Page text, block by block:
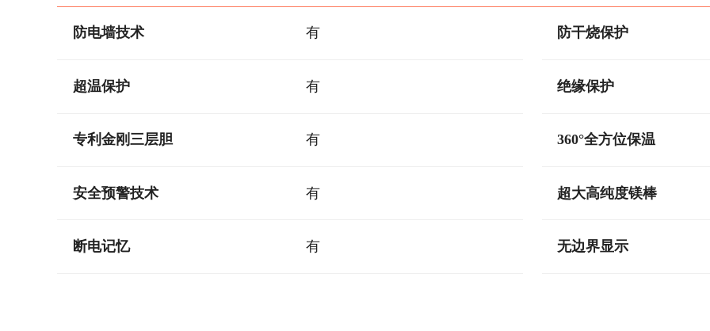
防电墙技术 有 防干烧保护
超温保护 有 绝缘保护
专利金刚三层胆 有 360°全方位保温
安全预警技术 有 超大高纯度镁棒
断电记忆 有 无边界显示